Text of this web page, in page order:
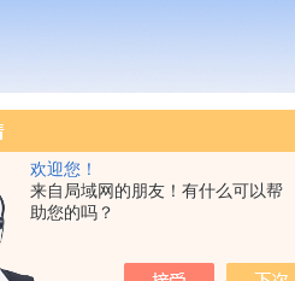
欢迎您！
来自局域网的朋友！有什么可以帮
助您的吗？
器，刮油机，电导电极，锑电极，ORP电极，酸度计，气体检测仪，液位计，温度变送器，
智慧守护者